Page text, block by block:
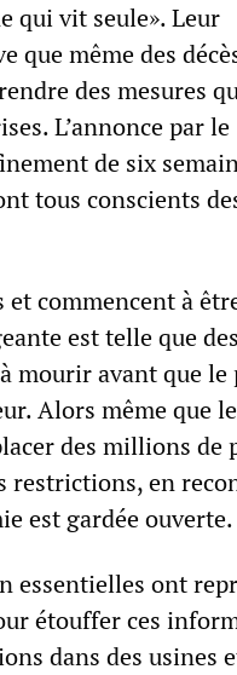
qui vit seule». Leur
même des
des mesures
L’annonce par le
de six
tous conscients
commencent à
est telle que
mourir avant que le
Alors même que le
des millions de
restrictions, en
est gardée ouverte.
essentielles ont
étouffer ces
dans des usines